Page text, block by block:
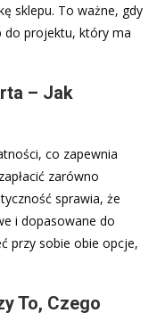
sklepu. To ważne, gdy
do projektu, który ma
– Jak
co zapewnia
zarówno
sprawia, że
i dopasowane do
przy sobie obie opcje,
To, Czego